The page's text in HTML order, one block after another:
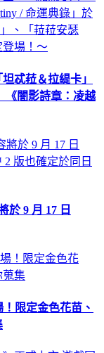
忒菈＆拉緹卡」
《闇影詩章：凌越
於 9 月 17 日
限定金色花苗、